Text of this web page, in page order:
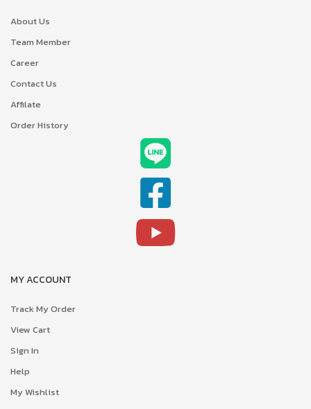
About Us
Team Member
Career
Contact Us
Affilate
Order History
MY ACCOUNT
Track My Order
View Cart
Sign In
Help
My Wishlist